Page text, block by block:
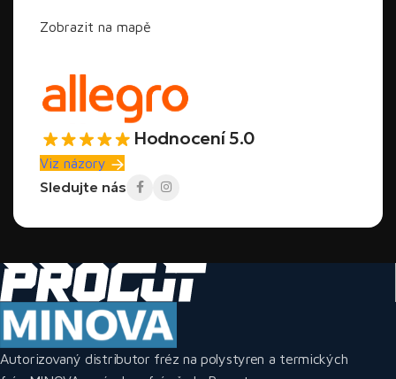
Zobrazit na mapě
Hodnocení 5.0
Viz názory
Sledujte nás
Autorizovaný distributor fréz na polystyren a termických